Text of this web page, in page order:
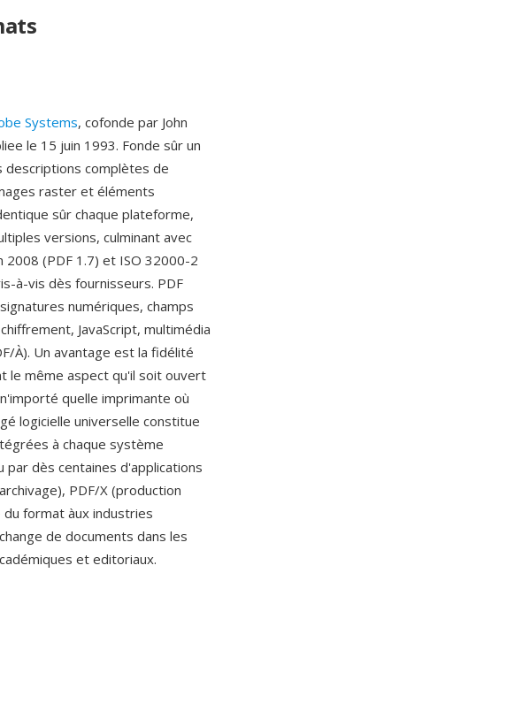
Systems, cofonde par John
le 15 juin 1993. Fonde sûr un
descriptions complètes de
raster et éléments
sûr chaque plateforme,
versions, culminant avec
(PDF 1.7) et ISO 32000-2
à-vis dès fournisseurs. PDF
numériques, champs
JavaScript, multimédia
À). Un avantage est la fidélité
le même aspect qu'il soit ouvert
quelle imprimante où
logicielle universelle constitue
à chaque système
dès centaines d'applications
PDF/X (production
format àux industries
de documents dans les
et editoriaux.